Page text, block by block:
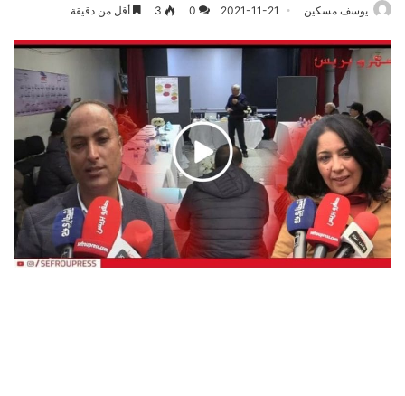
يوسف مسكين 2021-11-21
0
3 أقل من دقيقة